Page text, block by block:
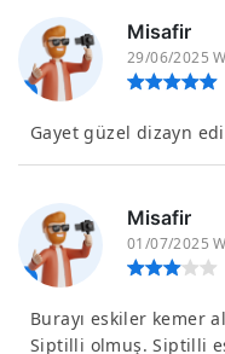
Misafir
29/06/2025
Gayet güzel dizayn
Misafir
01/07/2025
Burayı eskiler kemer
Siptilli olmuş. Siptilli